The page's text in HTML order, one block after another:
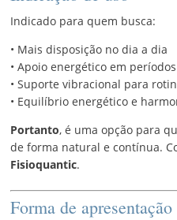
Indicado para quem busca:
• Mais disposição no dia a dia
• Apoio energético em
• Suporte vibracional para
• Equilíbrio energético e
Portanto, é uma opção para
de forma natural e contínua.
Fisioquantic.
Forma de apresentação